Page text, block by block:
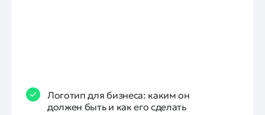
Логотип для бизнеса: каким он
должен быть и как его сделать